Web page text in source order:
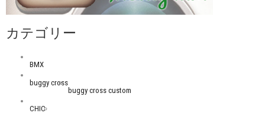
カテゴリー
BMX
buggy cross
buggy cross custom
CHIC